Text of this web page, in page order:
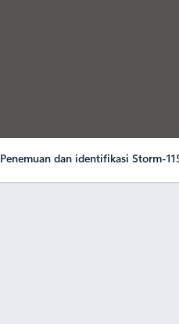
Penemuan dan identifikasi Storm-